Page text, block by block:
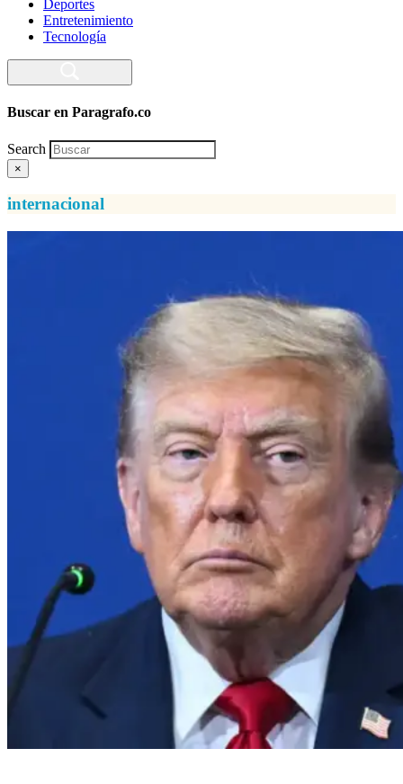
Deportes
Entretenimiento
Tecnología
Buscar en Paragrafo.co
Search
×
internacional